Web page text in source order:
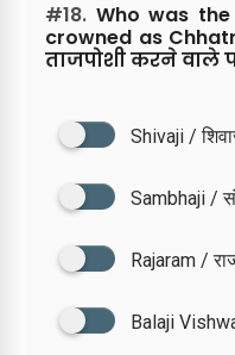
#18. Who was
crowned as
ताजपोशी करने वाले
Shivaji /
Sambhaji /
Rajaram /
Balaji